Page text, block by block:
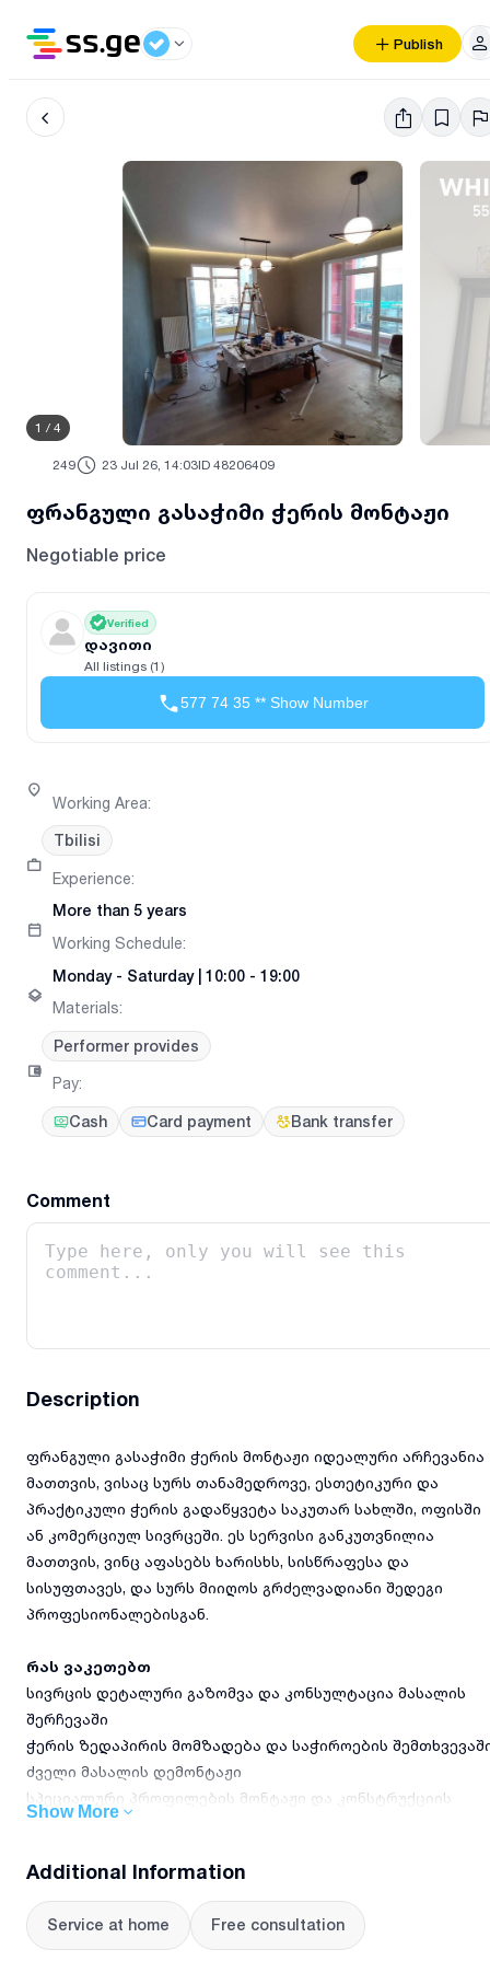
Publish
1 / 4
249 23 Jul 26, 14:03ID 48206409
ფრანგული გასაჭიმი ჭერის მონტაჟი
Negotiable price
Verified
დავითი
All listings (1)
577 74 35 ** Show Number
Working Area:
Tbilisi
Experience:
More than 5 years
Working Schedule:
Monday- Saturday| 10:00 - 19:00
Materials:
Performer provides
Pay:
Cash Card payment Bank transfer
Comment
Description
ფრანგული გასაჭიმი ჭერის მონტაჟი იდეალური არჩევანია
მათთვის, ვისაც სურს თანამედროვე, ესთეტიკური და
პრაქტიკული ჭერის გადაწყვეტა საკუთარ სახლში, ოფისში
ან კომერციულ სივრცეში. ეს სერვისი განკუთვნილია
მათთვის, ვინც აფასებს ხარისხს, სისწრაფესა და
სისუფთავეს, და სურს მიიღოს გრძელვადიანი შედეგი
პროფესიონალებისგან.
რას ვაკეთებთ
სივრცის დეტალური გაზომვა და კონსულტაცია მასალის
შერჩევაში
ჭერის ზედაპირის მომზადება და საჭიროების
ძველი მასალის დემონტაჟი
სპეციალური პროფილების მონტაჟი და კონსტრუქციის
გამაგრება
გასწორება
სანათი სისტემების, ვენტილაციის და სხვა ელემენტების
ინტეგრაცია
დასრულებული სამუშაოს ხარისხის შემოწმება და სივრცის
Show More
Additional Information
Service at home Free consultation